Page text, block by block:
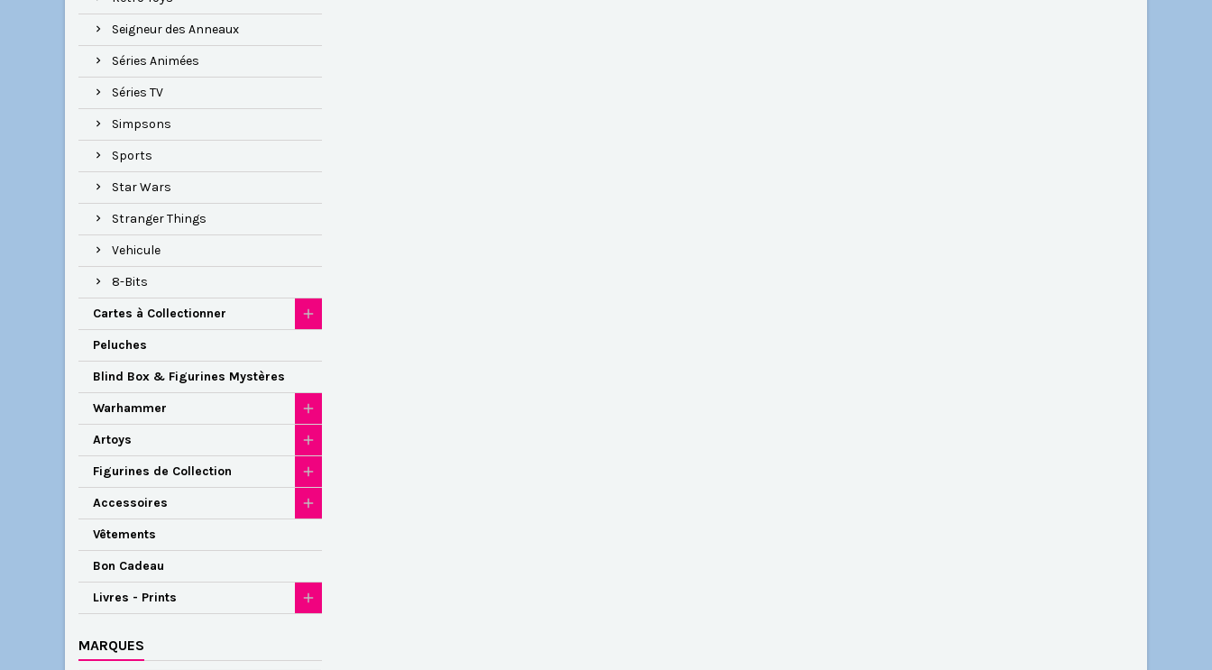
Seigneur des Anneaux
Séries Animées
Séries TV
Simpsons
Sports
Star Wars
Stranger Things
Vehicule
8-Bits
Cartes à Collectionner
Peluches
Blind Box & Figurines Mystères
Warhammer
Artoys
Figurines de Collection
Accessoires
Vêtements
Bon Cadeau
Livres - Prints
MARQUES